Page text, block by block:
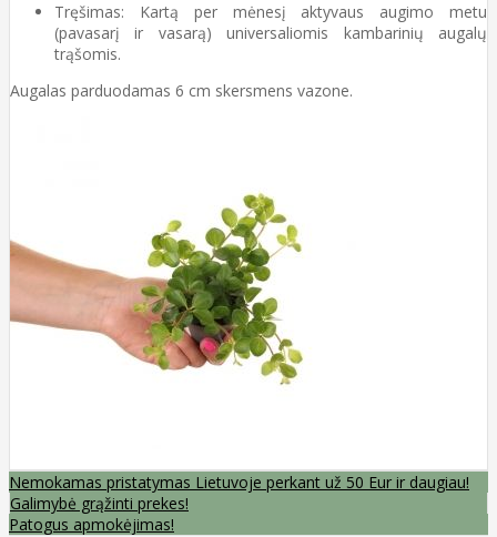
Tręšimas: Kartą per mėnesį aktyvaus augimo metu
(pavasarį ir vasarą) universaliomis kambarinių augalų
trąšomis.
Augalas parduodamas 6 cm skersmens vazone.
Nemokamas pristatymas Lietuvoje perkant už 50 Eur ir daugiau!
Galimybė grąžinti prekes!
Patogus apmokėjimas!